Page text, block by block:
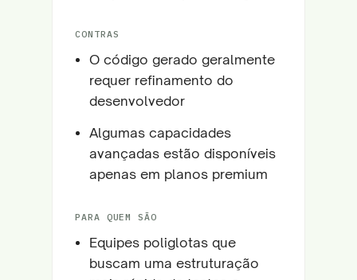
CONTRAS
O código gerado geralmente
requer refinamento do
desenvolvedor
Algumas capacidades
avançadas estão disponíveis
apenas em planos premium
PARA QUEM SÃO
Equipes poliglotas que
buscam uma estruturação